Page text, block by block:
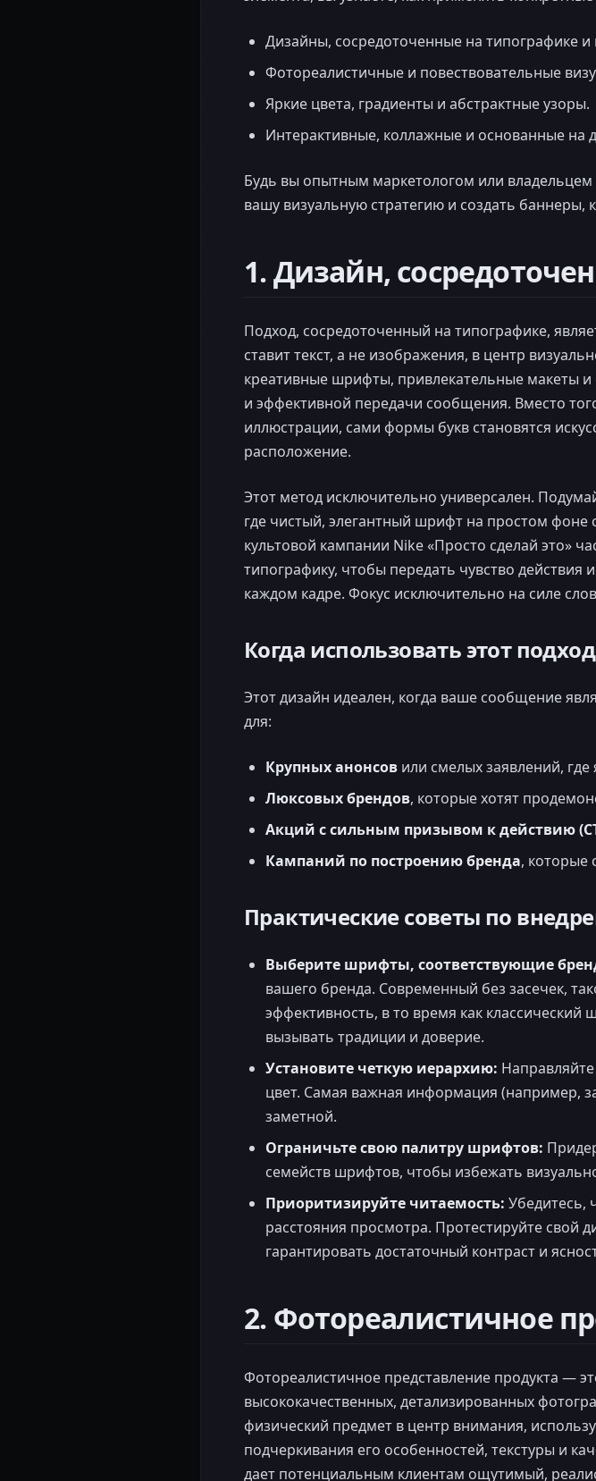
Дизайны, сосредоточенные на типографике
Фотореалистичные и повествовательные
Яркие цвета, градиенты и абстрактные узоры.
Интерактивные, коллажные и основанные на
Будь вы опытным маркетологом или
вашу визуальную стратегию и создать баннеры,
1. Дизайн,
Подход, сосредоточенный на типографике,
ставит текст, а не изображения, в центр
креативные шрифты, привлекательные макеты
и эффективной передачи сообщения. Вместо
иллюстрации, сами формы букв становятся
расположение.
Этот метод исключительно универсален.
где чистый, элегантный шрифт на простом
культовой кампании Nike «Просто сделай это»
типографику, чтобы передать чувство
каждом кадре. Фокус исключительно на силе
Когда использовать этот подход
Этот дизайн идеален, когда ваше сообщение
для:
Крупных анонсов или смелых заявлений,
Люксовых брендов, которые хотят
Акций с сильным призывом к действию
Кампаний по построению бренда, которые
Практические советы по
Выберите шрифты, соответствующие
вашего бренда. Современный без засечек,
эффективность, в то время как
вызывать традиции и доверие.
Установите четкую иерархию:
цвет. Самая важная информация (например,
заметной.
Ограничьте свою палитру шрифтов:
семейств шрифтов, чтобы избежать
Приоритизируйте читаемость: Убедитесь,
расстояния просмотра. Протестируйте свой
гарантировать достаточный контраст и
2. Фотореалистичное
Фотореалистичное представление продукта —
высококачественных, детализированных
физический предмет в центр внимания,
подчеркивания его особенностей, текстуры и
дает потенциальным клиентам ощутимый,